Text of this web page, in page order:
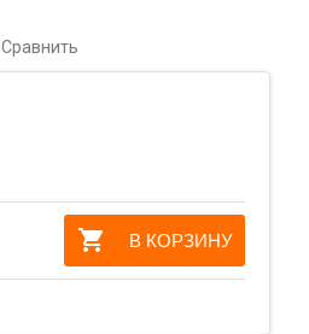
Сравнить
В КОРЗИНУ